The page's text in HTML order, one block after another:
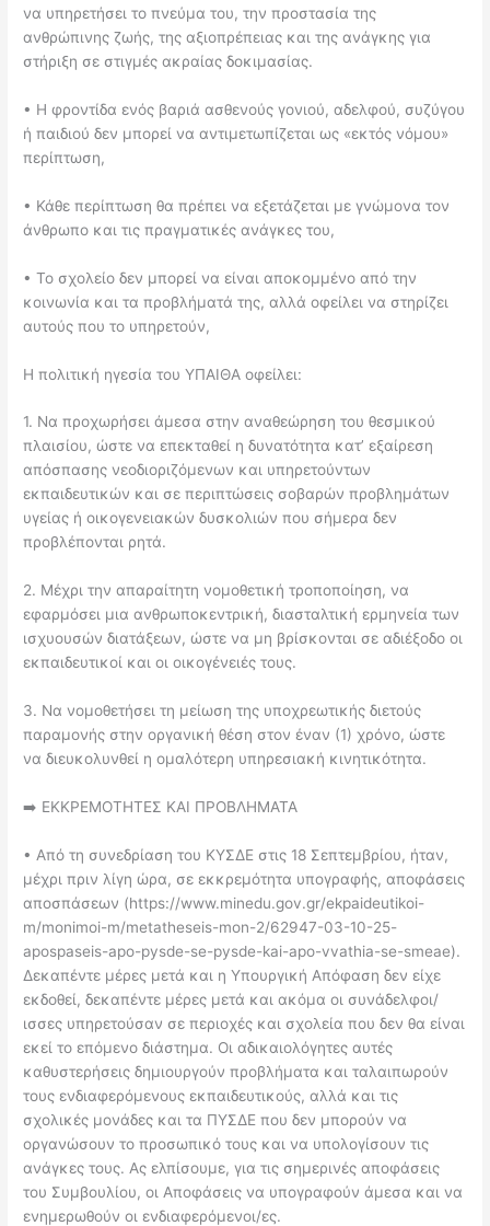
να υπηρετήσει το πνεύμα του, την προστασία της
ανθρώπινης ζωής, της αξιοπρέπειας και της ανάγκης για
στήριξη σε στιγμές ακραίας δοκιμασίας.
• Η φροντίδα ενός βαριά ασθενούς γονιού, αδελφού, συζύγου
ή παιδιού δεν μπορεί να αντιμετωπίζεται ως «εκτός νόμου»
περίπτωση,
• Κάθε περίπτωση θα πρέπει να εξετάζεται με γνώμονα τον
άνθρωπο και τις πραγματικές ανάγκες του,
• Το σχολείο δεν μπορεί να είναι αποκομμένο από την
κοινωνία και τα προβλήματά της, αλλά οφείλει να στηρίζει
αυτούς που το υπηρετούν,
Η πολιτική ηγεσία του ΥΠΑΙΘΑ οφείλει:
1. Να προχωρήσει άμεσα στην αναθεώρηση του θεσμικού
πλαισίου, ώστε να επεκταθεί η δυνατότητα κατ’ εξαίρεση
απόσπασης νεοδιοριζόμενων και υπηρετούντων
εκπαιδευτικών και σε περιπτώσεις σοβαρών προβλημάτων
υγείας ή οικογενειακών δυσκολιών που σήμερα δεν
προβλέπονται ρητά.
2. Μέχρι την απαραίτητη νομοθετική τροποποίηση, να
εφαρμόσει μια ανθρωποκεντρική, διασταλτική ερμηνεία των
ισχυουσών διατάξεων, ώστε να μη βρίσκονται σε αδιέξοδο οι
εκπαιδευτικοί και οι οικογένειές τους.
3. Να νομοθετήσει τη μείωση της υποχρεωτικής διετούς
παραμονής στην οργανική θέση στον έναν (1) χρόνο, ώστε
να διευκολυνθεί η ομαλότερη υπηρεσιακή κινητικότητα.
➡️ ΕΚΚΡΕΜΟΤΗΤΕΣ ΚΑΙ ΠΡΟΒΛΗΜΑΤΑ
• Από τη συνεδρίαση του ΚΥΣΔΕ στις 18 Σεπτεμβρίου, ήταν,
μέχρι πριν λίγη ώρα, σε εκκρεμότητα υπογραφής, αποφάσεις
αποσπάσεων (https://www.minedu.gov.gr/ekpaideutikoi-
m/monimoi-m/metatheseis-mon-2/62947-03-10-25-
apospaseis-apo-pysde-se-pysde-kai-apo-vvathia-se-smeae).
Δεκαπέντε μέρες μετά και η Υπουργική Απόφαση δεν είχε
εκδοθεί, δεκαπέντε μέρες μετά και ακόμα οι συνάδελφοι/
ισσες υπηρετούσαν σε περιοχές και σχολεία που δεν θα είναι
εκεί το επόμενο διάστημα. Οι αδικαιολόγητες αυτές
καθυστερήσεις δημιουργούν προβλήματα και ταλαιπωρούν
τους ενδιαφερόμενους εκπαιδευτικούς, αλλά και τις
σχολικές μονάδες και τα ΠΥΣΔΕ που δεν μπορούν να
οργανώσουν το προσωπικό τους και να υπολογίσουν τις
ανάγκες τους. Ας ελπίσουμε, για τις σημερινές αποφάσεις
του Συμβουλίου, οι Αποφάσεις να υπογραφούν άμεσα και να
ενημερωθούν οι ενδιαφερόμενοι/ες.